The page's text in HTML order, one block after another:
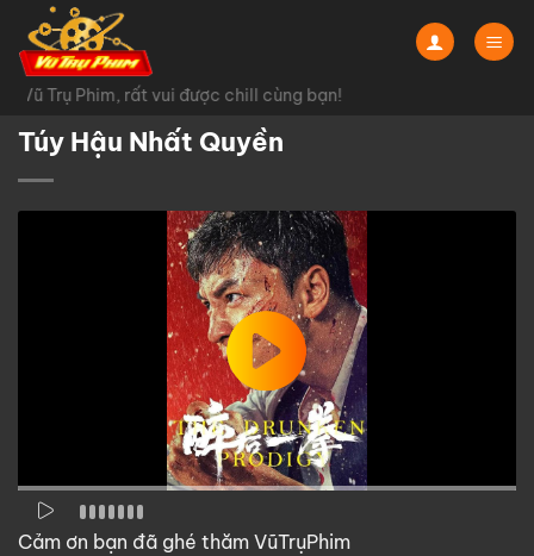
Chuyển
đến
nội
dung
Vũ Trụ Phim, rất vui được chill cùng bạn!
Túy Hậu Nhất Quyền
Cảm ơn bạn đã ghé thăm VũTrụPhim